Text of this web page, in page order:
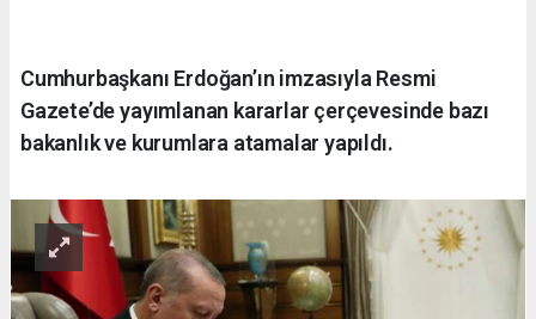
Cumhurbaşkanı Erdoğan’ın imzasıyla Resmi
Gazete’de yayımlanan kararlar çerçevesinde bazı
bakanlık ve kurumlara atamalar yapıldı.